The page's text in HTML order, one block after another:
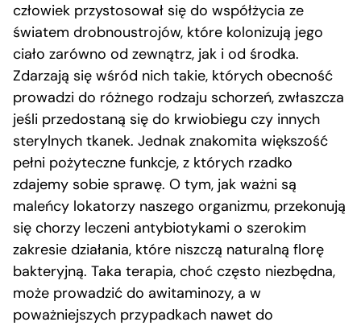
człowiek przystosował się do współżycia ze
światem drobnoustrojów, które kolonizują jego
ciało zarówno od zewnątrz, jak i od środka.
Zdarzają się wśród nich takie, których obecność
prowadzi do różnego rodzaju schorzeń, zwłaszcza
jeśli przedostaną się do krwiobiegu czy innych
sterylnych tkanek. Jednak znakomita większość
pełni pożyteczne funkcje, z których rzadko
zdajemy sobie sprawę. O tym, jak ważni są
maleńcy lokatorzy naszego organizmu, przekonują
się chorzy leczeni antybiotykami o szerokim
zakresie działania, które niszczą naturalną florę
bakteryjną. Taka terapia, choć często niezbędna,
może prowadzić do awitaminozy, a w
poważniejszych przypadkach nawet do